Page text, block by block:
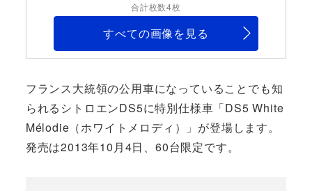
合計枚数4枚
すべての画像を見る
フランス大統領の公用車になっていることでも知
られるシトロエンDS5に特別仕様車「DS5 White
Mélodie（ホワイトメロディ）」が登場します。
発売は2013年10月4日、60台限定です。